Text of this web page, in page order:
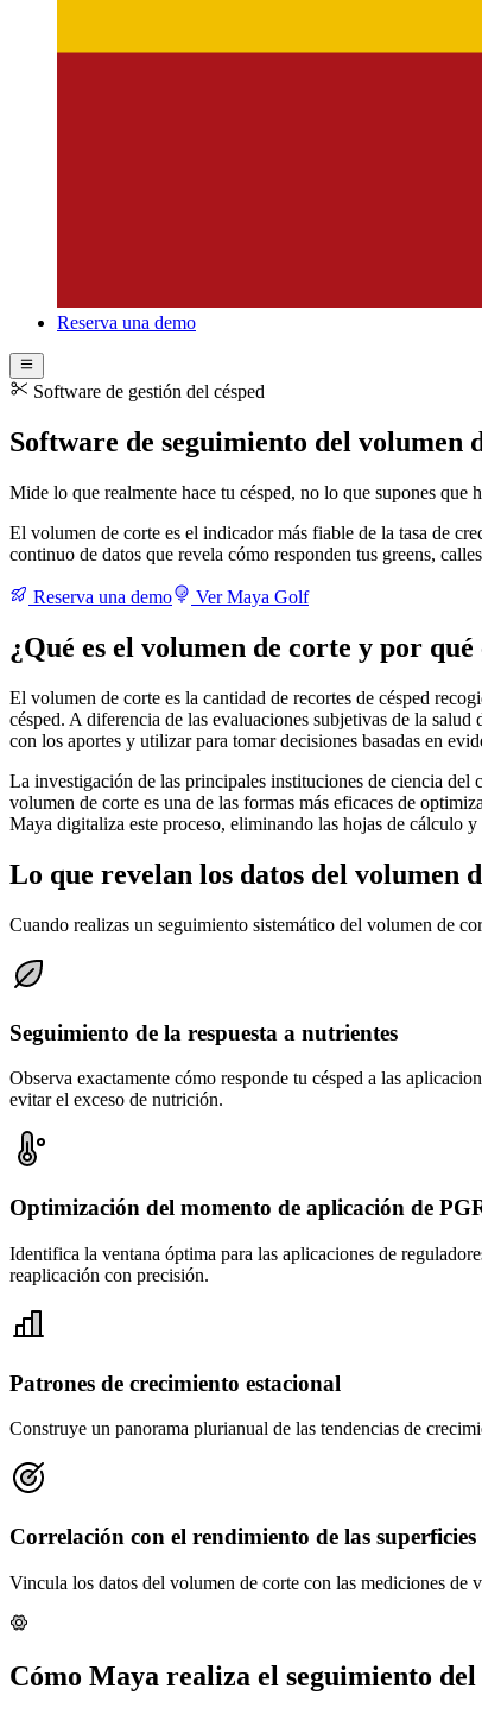
Reserva una demo
Software de gestión del césped
Software de seguimiento del volumen
Mide lo que realmente hace tu césped, no lo que supones que
El volumen de corte es el indicador más fiable de la tasa de
continuo de datos que revela cómo responden tus greens,
Reserva una demo Ver Maya Golf
¿Qué es el volumen de corte y por
El volumen de corte es la cantidad de recortes de césped
césped. A diferencia de las evaluaciones subjetivas de la
con los aportes y utilizar para tomar decisiones basadas en
La investigación de las principales instituciones de ciencia
volumen de corte es una de las formas más eficaces de
Maya digitaliza este proceso, eliminando las hojas de cálculo
Lo que revelan los datos del volumen
Cuando realizas un seguimiento sistemático del volumen de
Seguimiento de la respuesta a nutrientes
Observa exactamente cómo responde tu césped a las
evitar el exceso de nutrición.
Optimización del momento de aplicación de
Identifica la ventana óptima para las aplicaciones de
reaplicación con precisión.
Patrones de crecimiento estacional
Construye un panorama plurianual de las tendencias de
Correlación con el rendimiento de las superficies
Vincula los datos del volumen de corte con las mediciones
Cómo Maya realiza el seguimiento